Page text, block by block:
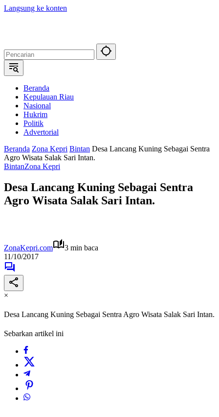
Langsung ke konten
Beranda
Kepulauan Riau
Nasional
Hukrim
Politik
Advertorial
Beranda Zona Kepri Bintan Desa Lancang Kuning Sebagai Sentra
Agro Wisata Salak Sari Intan.
BintanZona Kepri
Desa Lancang Kuning Sebagai Sentra
Agro Wisata Salak Sari Intan.
ZonaKepri.com
3 min baca
11/10/2017
×
Desa Lancang Kuning Sebagai Sentra Agro Wisata Salak Sari Intan.
Sebarkan artikel ini